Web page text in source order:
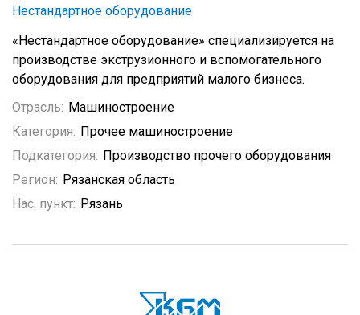
Нестандартное оборудование
«Нестандартное оборудование» специализируется на
производстве экструзионного и вспомогательного
оборудования для предприятий малого бизнеса.
Отрасль: Машиностроение
Категория: Прочее машиностроение
Подкатегория: Производство прочего оборудования
Регион: Рязанская область
Нас. пункт: Рязань